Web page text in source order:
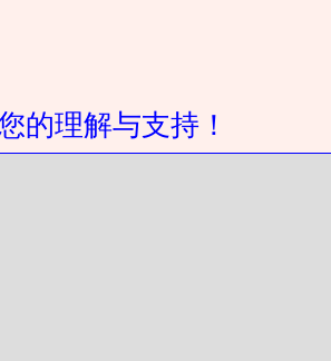
的理解与支持！